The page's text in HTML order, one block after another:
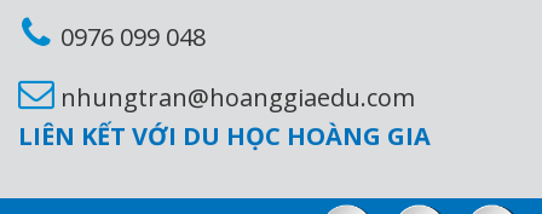
0976 099 048
nhungtran@hoanggiaedu.com
LIÊN KẾT VỚI DU HỌC HOÀNG GIA